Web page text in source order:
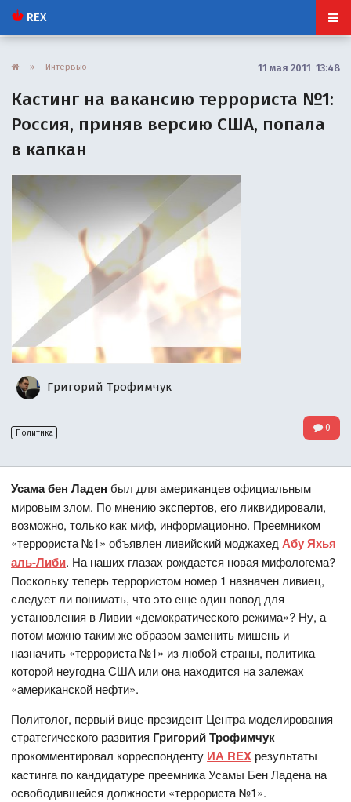
REX
» Интервью 11 мая 2011 13:48
Кастинг на вакансию террориста №1:
Россия, приняв версию США, попала
в капкан
Григорий Трофимчук
Политика 0
Усама бен Ладен был для американцев официальным
мировым злом. По мнению экспертов, его ликвидировали,
возможно, только как миф, информационно. Преемником
«террориста №1» объявлен ливийский моджахедАбу Яхья
аль-Либи. На наших глазах рождается новая мифологема?
Поскольку теперь террористом номер 1 назначен ливиец,
следует ли понимать, что это еще один повод для
установления в Ливии «демократического режима»? Ну, а
потом можно таким же образом заменить мишень и
назначить «террориста №1» из любой страны, политика
которой неугодна США или она находится на залежах
«американской нефти».
Политолог, первый вице-президент Центра моделирования
стратегического развития Григорий Трофимчук
прокомментировал корреспонденту ИА REX результаты
кастинга по кандидатуре преемника Усамы Бен Ладена на
освободившейся должности «террориста №1».